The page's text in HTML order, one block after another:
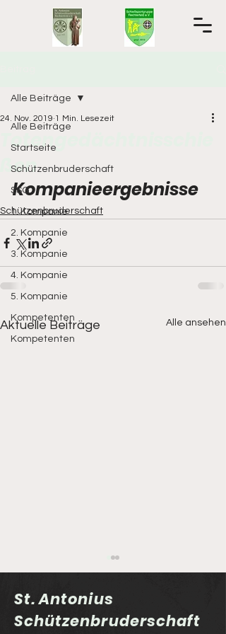
Alle Beiträge
Startseite
Schützenbruderschaft
SSG
1. Kompanie
2. Kompanie
3. Kompanie
4. Kompanie
5. Kompanie
Kompetenten
Kompetenten
Alle Beiträge
Totengedächtnisschie
ßen
24. Nov. 2019 1 Min. Lesezeit
Kompanieergebnisse
Schützenbruderschaft
Aktuelle Beiträge Alle ansehen
St. Antonius
Schützenbruderschaft